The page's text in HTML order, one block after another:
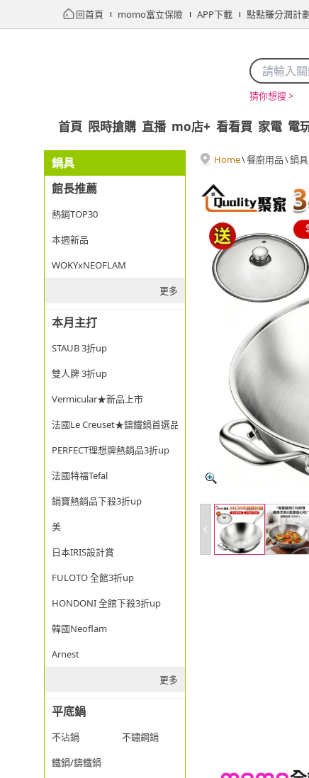
回首頁 momo富立保險 APP下載 點點賺分潤計
猜你想搜 >
首頁 限時搶購 直播 mo店+ 看看買 家電 電
鍋具
館長推薦
熱銷TOP30
本週新品
WOKYxNEOFLAM
更多
本月主打
STAUB 3折up
雙人牌 3折up
Vermicular★新品上市
法國Le Creuset★鑄鐵鍋首選品牌
PERFECT理想牌熱銷品3折up
法國特福Tefal
鍋寶熱銷品下殺3折up
美
日本IRIS設計賞
FULOTO 全館3折up
HONDONI 全館下殺3折up
韓國Neoflam
Arnest
更多
平底鍋
不沾鍋
不鏽鋼鍋
鐵鍋/鑄鐵鍋
Home\餐廚用品\鍋具